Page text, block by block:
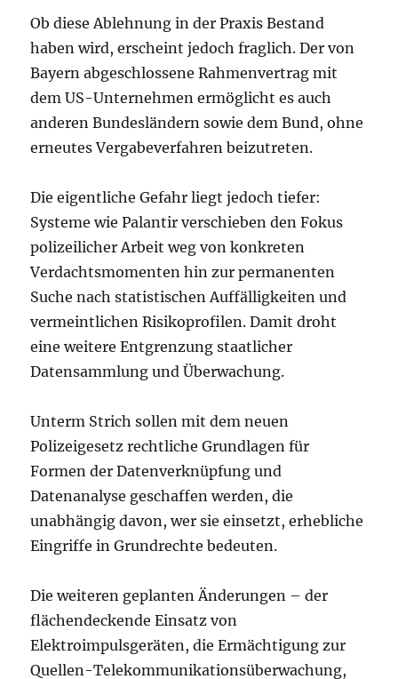
Ob diese Ablehnung in der Praxis Bestand
haben wird, erscheint jedoch fraglich. Der von
Bayern abgeschlossene Rahmenvertrag mit
dem US-Unternehmen ermöglicht es auch
anderen Bundesländern sowie dem Bund, ohne
erneutes Vergabeverfahren beizutreten.
Die eigentliche Gefahr liegt jedoch tiefer:
Systeme wie Palantir verschieben den Fokus
polizeilicher Arbeit weg von konkreten
Verdachtsmomenten hin zur permanenten
Suche nach statistischen Auffälligkeiten und
vermeintlichen Risikoprofilen. Damit droht
eine weitere Entgrenzung staatlicher
Datensammlung und Überwachung.
Unterm Strich sollen mit dem neuen
Polizeigesetz rechtliche Grundlagen für
Formen der Datenverknüpfung und
Datenanalyse geschaffen werden, die
unabhängig davon, wer sie einsetzt, erhebliche
Eingriffe in Grundrechte bedeuten.
Die weiteren geplanten Änderungen – der
flächendeckende Einsatz von
Elektroimpulsgeräten, die Ermächtigung zur
Quellen-Telekommunikationsüberwachung,